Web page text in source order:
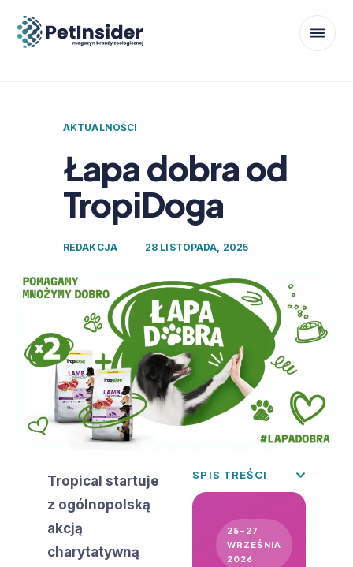
AKTUALNOŚCI
Łapa dobra od
TropiDoga
REDAKCJA 28 LISTOPADA, 2025
Tropical startuje
z ogólnopolską
akcją
charytatywną
SPIS TREŚCI
25–27
WRZEŚNIA
2026